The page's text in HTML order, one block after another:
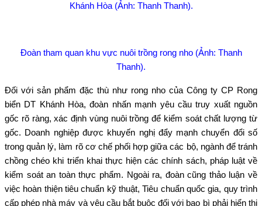
Khánh Hòa (Ảnh: Thanh Thanh).
Đoàn tham quan khu vực nuôi trồng rong nho (Ảnh: Thanh
Thanh).
Đối với sản phẩm đặc thù như rong nho của Công ty CP Rong
biển DT Khánh Hòa, đoàn nhấn mạnh yêu cầu truy xuất nguồn
gốc rõ ràng, xác định vùng nuôi trồng để kiểm soát chất lượng từ
gốc. Doanh nghiệp được khuyến nghị đẩy mạnh chuyển đổi số
trong quản lý, làm rõ cơ chế phối hợp giữa các bộ, ngành để tránh
chồng chéo khi triển khai thực hiện các chính sách, pháp luật về
kiểm soát an toàn thực phẩm. Ngoài ra, đoàn cũng thảo luận về
việc hoàn thiện tiêu chuẩn kỹ thuật, Tiêu chuẩn quốc gia, quy trình
cấp phép nhà máy và yêu cầu bắt buộc đối với bao bì phải hiển thị